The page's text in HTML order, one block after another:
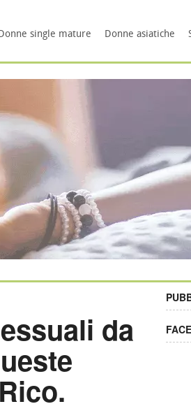
single mature Donne asiatiche
da